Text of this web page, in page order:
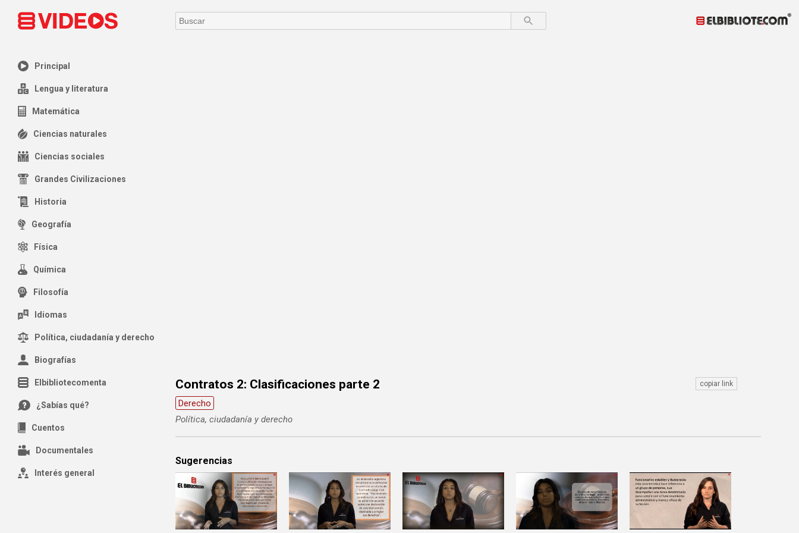
Principal
Lengua y literatura
Matemática
Ciencias naturales
Ciencias sociales
Grandes Civilizaciones
Historia
Geografía
Física
Química
Filosofía
Idiomas
Política, ciudadanía y derecho
Biografías
Elbibliotecomenta
¿Sabías qué?
Cuentos
Documentales
Interés general
copiar link
Contratos 2: Clasificaciones parte 2
Derecho
Política, ciudadanía y derecho
Sugerencias